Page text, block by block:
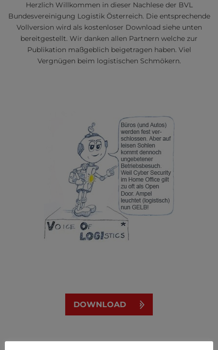
Herzlich Willkommen in dieser Nachlese der BVL
Bundesvereinigung Logistik Österreich. Die entsprechende
Vollversion wird als kostenloser Download siehe unten
bereitgestellt. Wir danken allen Partnern welche zur
Publikation maßgeblich beigetragen haben. Viel
Vergnügen beim logistischen Schmökern.
DOWNLOAD